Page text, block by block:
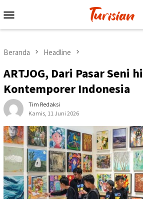
ke
Mobile
Beranda Headline
ARTJOG, Dari Pasar Seni
Kontemporer Indonesia
Tim Redaksi
Kamis, 11 Juni 2026